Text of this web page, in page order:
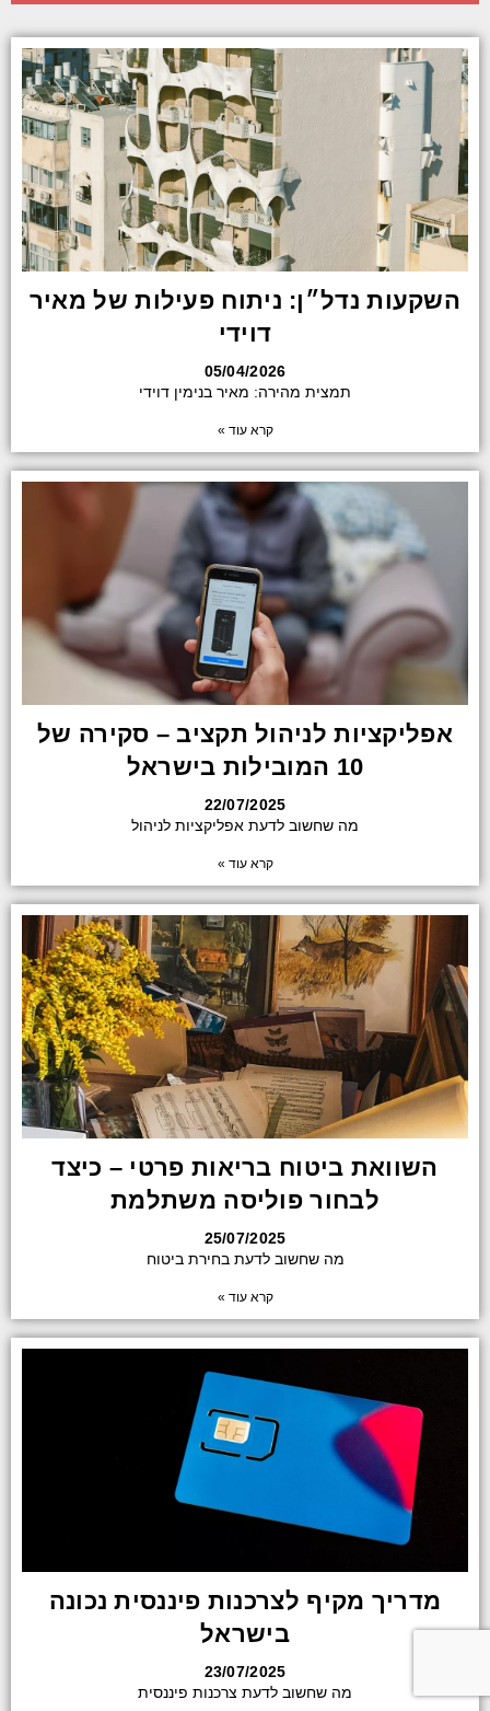
השקעות נדל״ן: ניתוח פעילות של מאיר
דוידי
05/04/2026
תמצית מהירה: מאיר בנימין דוידי
קרא עוד »
אפליקציות לניהול תקציב – סקירה של
10 המובילות בישראל
22/07/2025
מה שחשוב לדעת אפליקציות לניהול
קרא עוד »
השוואת ביטוח בריאות פרטי – כיצד
לבחור פוליסה משתלמת
25/07/2025
מה שחשוב לדעת בחירת ביטוח
קרא עוד »
מדריך מקיף לצרכנות פיננסית נכונה
בישראל
23/07/2025
מה שחשוב לדעת צרכנות פיננסית